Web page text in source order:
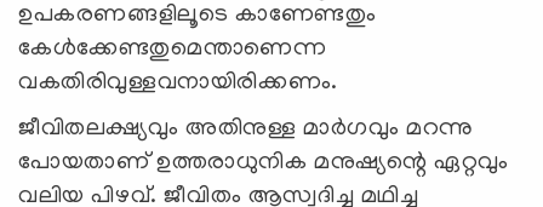
ഉപകരണങ്ങളിലൂടെ കാണേണ്ടതും
കേള്‍ക്കേണ്ടതുമെന്താണെന്ന
വകതിരിവുള്ളവനായിരിക്കണം.
ജീവിതലക്ഷ്യവും അതിനുള്ള മാര്‍ഗവും മറന്നു
പോയതാണ് ഉത്തരാധുനിക മനുഷ്യന്റെ ഏറ്റവും
വലിയ പിഴവ്. ജീവിതം ആസ്വദിച്ചു മഥിച്ചു